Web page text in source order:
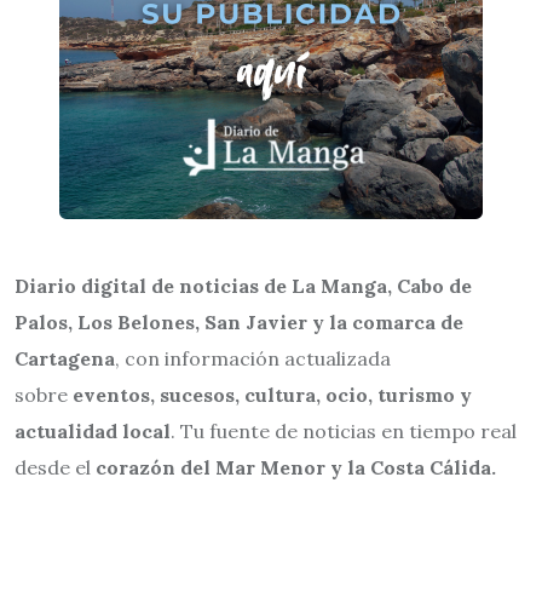
Diario digital de noticias de La Manga, Cabo de
Palos, Los Belones, San Javier y la comarca de
Cartagena, con información actualizada
sobre eventos, sucesos, cultura, ocio, turismo y
actualidad local. Tu fuente de noticias en tiempo real
desde el corazón del Mar Menor y la Costa Cálida.